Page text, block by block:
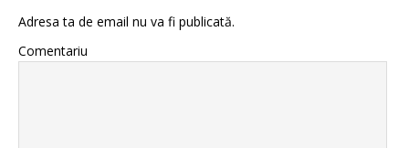
Adresa ta de email nu va fi publicată.
Comentariu